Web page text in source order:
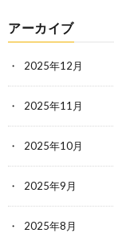
アーカイブ
2025年12月
2025年11月
2025年10月
2025年9月
2025年8月